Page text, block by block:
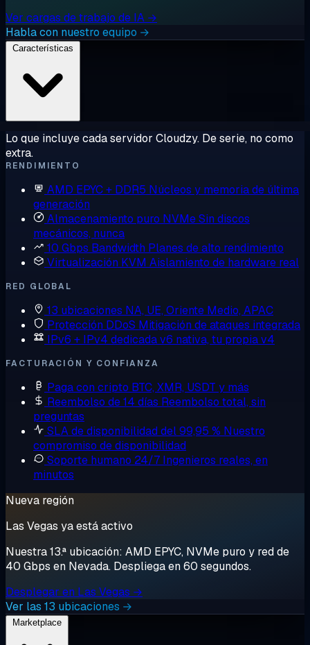
Ver cargas de trabajo de IA →
Habla con nuestro equipo →
Lo que incluye cada servidor Cloudzy. De serie, no como
extra.
RENDIMIENTO
AMD EPYC + DDR5 Núcleos y memoria de última
generación
Almacenamiento puro NVMeSin discos
mecánicos, nunca
10 Gbps Bandwidth Planes de alto rendimiento
Virtualización KVM Aislamiento de hardware real
RED GLOBAL
13 ubicaciones NA, UE, Oriente Medio, APAC
Protección DDoS Mitigación de ataques integrada
IPv6 + IPv4 dedicadav6 nativa, tu propia v4
FACTURACIÓN Y CONFIANZA
Paga con cripto BTC, XMR, USDT y más
Reembolso de 14 días Reembolso total, sin
preguntas
SLA de disponibilidad del 99,95 % Nuestro
compromiso de disponibilidad
Soporte humano 24/7 Ingenieros reales, en
minutos
Nueva región
Las Vegas ya está activo
Nuestra 13.ª ubicación: AMD EPYC, NVMe puro y red de
40 Gbps en Nevada. Despliega en 60 segundos.
Desplegar en Las Vegas →
Ver las 13 ubicaciones →